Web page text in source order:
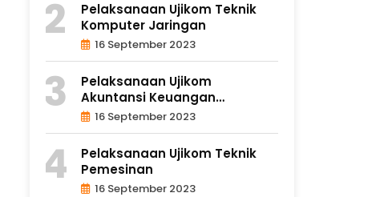
Pelaksanaan Ujikom Teknik
Komputer Jaringan
16 September 2023
Pelaksanaan Ujikom
Akuntansi Keuangan
Lembaga
16 September 2023
Pelaksanaan Ujikom Teknik
Pemesinan
16 September 2023